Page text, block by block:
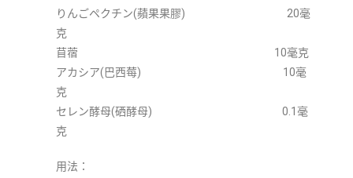
りんごペクチン(蘋果果膠) 20毫
克
苜蓿 10毫克
アカシア(巴西莓) 10毫
克
セレン酵母(硒酵母) 0.1毫
克
用法：